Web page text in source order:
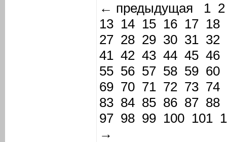
← предыдущая
1 2
13 14 15 16 17 18
27 28 29 30 31 32
41 42 43 44 45 46
55 56 57 58 59 60
69 70 71 72 73 74
83 84 85 86 87 88
97 98 99 100 101
→